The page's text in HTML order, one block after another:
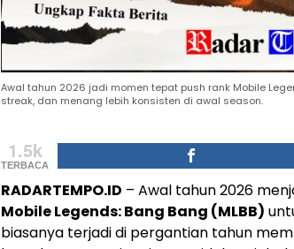
Awal tahun 2026 jadi momen tepat push rank Mobile
streak, dan menang lebih konsisten di awal season.
1.5k
TERBACA
RADARTEMPO.ID – Awal tahun 2026
Mobile Legends: Bang Bang (MLBB)
biasanya terjadi di pergantian tahun